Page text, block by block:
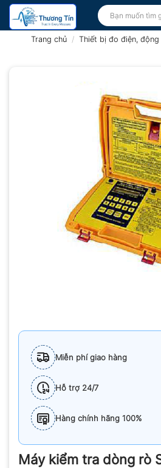
Bỏ
qua
Tìm
kiếm:
Trang chủ / Thiết bị đo điện, động
Miễn phí giao hàng
Hỗ trợ 24/7
Hàng chính hãng 100%
Máy kiểm tra dòng rò